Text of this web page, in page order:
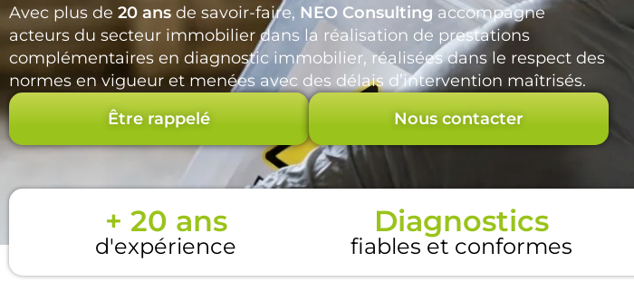
Avec plus de 20 ans de savoir-faire, NEO Consulting accompagne
acteurs du secteur immobilier dans la réalisation de prestations
complémentaires en diagnostic immobilier, réalisées dans le respect des
normes en vigueur et menées avec des délais d’intervention maîtrisés.
Être rappelé
Nous contacter
+ 20 ans
d'expérience
Diagnostics
fiables et conformes